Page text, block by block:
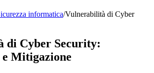
informatica/Vulnerabilità di Cyber
di Cyber Security:
Mitigazione